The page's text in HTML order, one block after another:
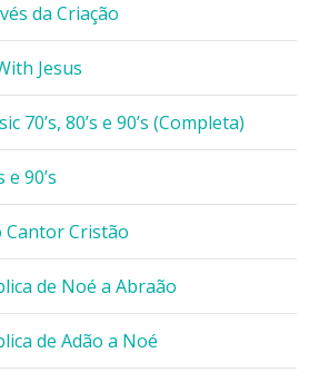
da Criação
Jesus
70’s, 80’s e 90’s (Completa)
e 90’s
Cantor Cristão
de Noé a Abraão
de Adão a Noé